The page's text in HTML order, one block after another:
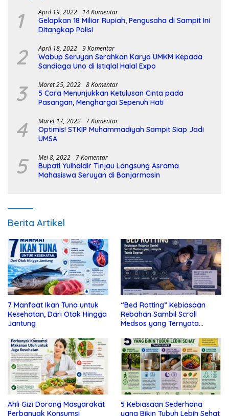
1 April 19, 2022 14 Komentar
Gelapkan 18 Miliar Rupiah, Pengusaha di Sampit Ini
Ditangkap Polisi
2 April 18, 2022 9 Komentar
Wabup Seruyan Serahkan Karya UMKM Kepada
Sandiaga Uno di Istiqlal Halal Expo
3 Maret 25, 2022 8 Komentar
5 Cara Menunjukkan Ketulusan Cinta pada
Pasangan, Menghargai Sepenuh Hati
4 Maret 17, 2022 7 Komentar
Optimis! STKIP Muhammadiyah Sampit Siap Jadi
UMSA
5 Mei 8, 2022 7 Komentar
Bupati Yulhaidir Tinjau Langsung Asrama
Mahasiswa Seruyan di Banjarmasin
Berita Artikel
7 Manfaat Ikan Tuna untuk
Kesehatan, Dari Otak Hingga
Jantung
“Bed Rotting” Kebiasaan
Rebahan Sambil Scroll
Medsos yang Ternyata
Ahli Gizi Dorong Masyarakat
Perbanyak Konsumsi
5 Kebiasaan Sederhana
yang Bikin Tubuh Lebih Sehat